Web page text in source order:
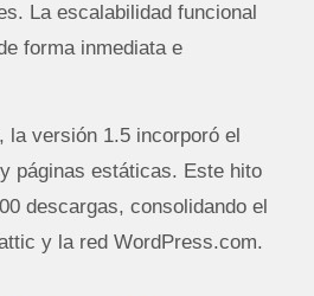
La escalabilidad funcional
forma inmediata e
la versión 1.5 incorporó el
páginas estáticas. Este hito
descargas, consolidando el
y la red WordPress.com.